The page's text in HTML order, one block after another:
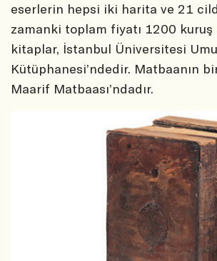
eserlerin hepsi iki harita ve 21
zamanki toplam fiyatı 1200 kuruş
kitaplar, İstanbul Üniversitesi
Kütüphanesi’ndedir. Matbaanın
Maarif Matbaası’ndadır.